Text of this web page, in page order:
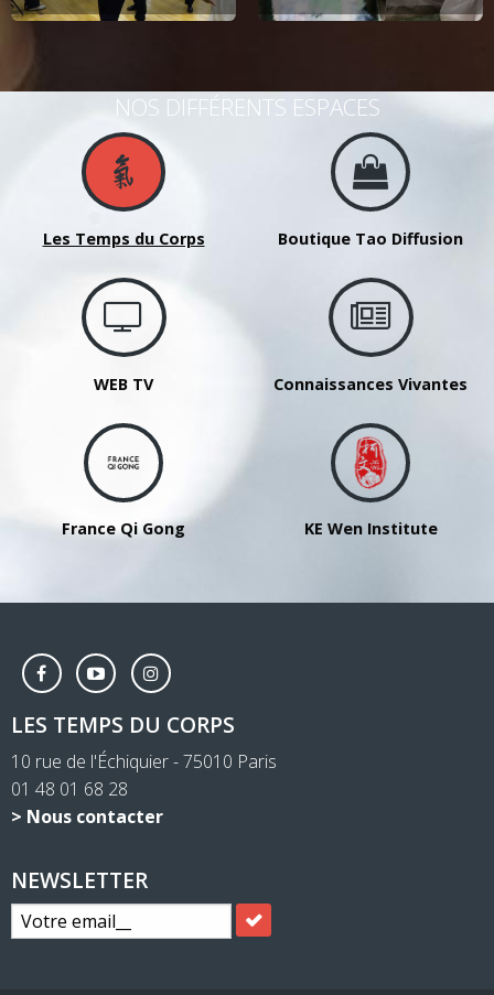
NOS DIFFÉRENTS ESPACES
Les Temps du Corps Boutique Tao Diffusion
WEB TV Connaissances Vivantes
France Qi Gong KE Wen Institute
LES TEMPS DU CORPS
10 rue de l'Échiquier - 75010 Paris
01 48 01 68 28
> Nous contacter
NEWSLETTER